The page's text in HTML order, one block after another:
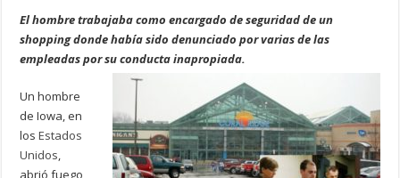
El hombre trabajaba como encargado de seguridad de un
shopping donde había sido denunciado por varias de las
empleadas por su conducta inapropiada.
Un hombre
de Iowa, en
losEstados
Unidos,
abrió fuego